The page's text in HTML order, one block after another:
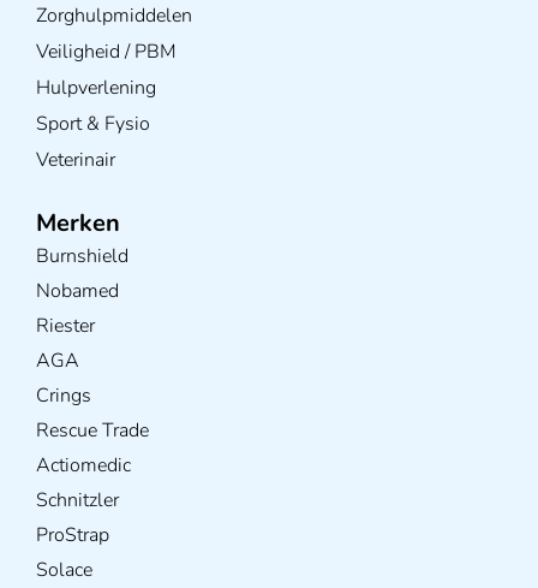
Zorghulpmiddelen
Veiligheid / PBM
Hulpverlening
Sport & Fysio
Veterinair
Merken
Burnshield
Nobamed
Riester
AGA
Crings
Rescue Trade
Actiomedic
Schnitzler
ProStrap
Solace